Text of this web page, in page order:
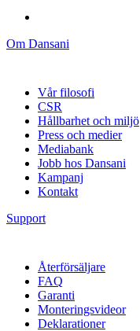
Om Dansani
Vår filosofi
CSR
Hållbarhet och miljö
Press och medier
Mediabank
Jobb hos Dansani
Kampanj
Kontakt
Support
Återförsäljare
FAQ
Garanti
Monteringsvideor
Deklarationer